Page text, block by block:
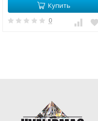
Купить
0